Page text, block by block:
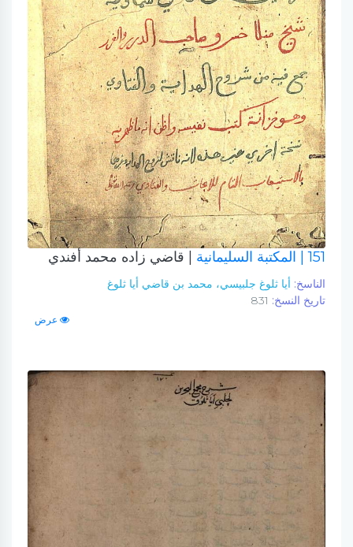
151 | المكتبة السليمانية | قاضي زاده محمد أفندي
الناسخ: أيا ثلوغ جلبيسي، محمد بن قاضي أيا ثلوغ
تاريخ النسخ:
عرض